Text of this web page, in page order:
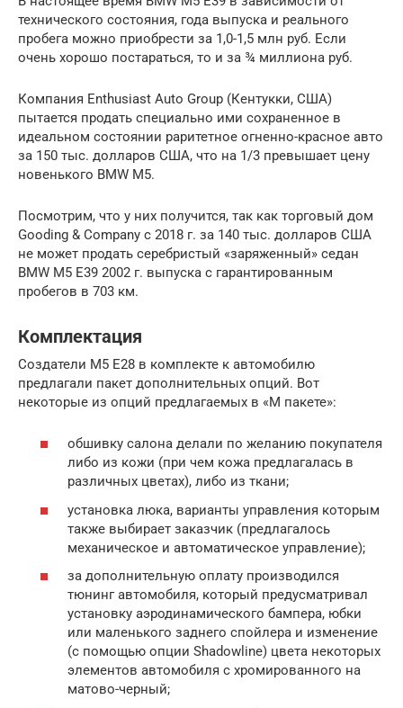
технического состояния, года выпуска и реального
пробега можно приобрести за 1,0-1,5 млн руб. Если
очень хорошо постараться, то и за ¾ миллиона руб.
Компания Enthusiast Auto Group (Кентукки, США)
пытается продать специально ими сохраненное в
идеальном состоянии раритетное огненно-красное авто
за 150 тыс. долларов США, что на 1/3 превышает цену
новенького BMW M5.
Посмотрим, что у них получится, так как торговый дом
Gooding & Company с 2018 г. за 140 тыс. долларов США
не может продать серебристый «заряженный» седан
BMW M5 Е39 2002 г. выпуска с гарантированным
пробегов в 703 км.
Комплектация
Создатели M5 E28 в комплекте к автомобилю
предлагали пакет дополнительных опций. Вот
некоторые из опций предлагаемых в «М пакете»:
обшивку салона делали по желанию покупателя
либо из кожи (при чем кожа предлагалась в
различных цветах), либо из ткани;
установка люка, варианты управления которым
также выбирает заказчик (предлагалось
механическое и автоматическое управление);
за дополнительную оплату производился
тюнинг автомобиля, который предусматривал
установку аэродинамического бампера, юбки
или маленького заднего спойлера и изменение
(с помощью опции Shadowline) цвета некоторых
элементов автомобиля с хромированного на
матово-черный;